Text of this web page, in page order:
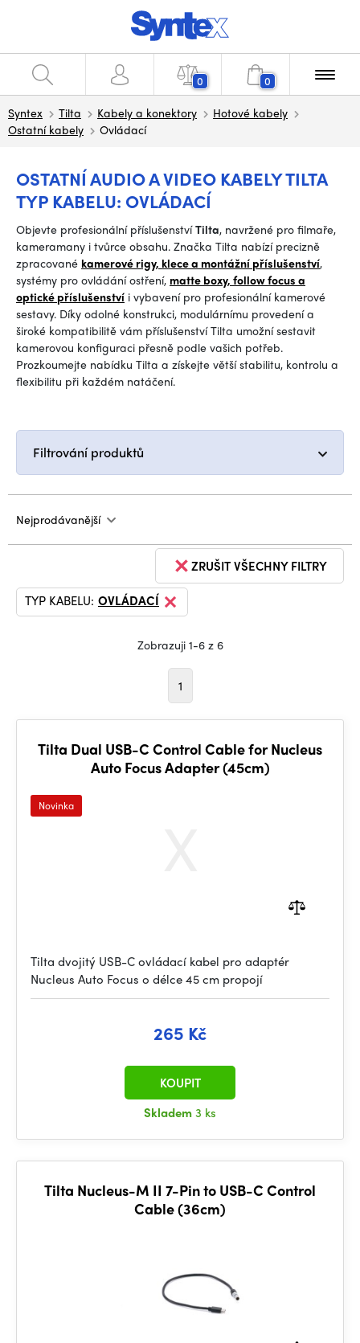
0 0
Syntex Tilta Kabely a konektory
Hotové kabely
Ostatní kabely
Ovládací
OSTATNÍ AUDIO A VIDEO KABELY TILTA
TYP KABELU: OVLÁDACÍ
Objevte profesionální příslušenstvíTilta, navržené pro filmaře,
kameramany i tvůrce obsahu. Značka Tilta nabízí precizně
zpracované kamerové rigy, klece a montážní příslušenství,
systémy pro ovládání ostření, matte boxy, follow focus a
optické příslušenství i vybavení pro profesionální kamerové
sestavy. Díky odolné konstrukci, modulárnímu provedení a
široké kompatibilitě vám příslušenství Tilta umožní sestavit
kamerovou konfiguraci přesně podle vašich potřeb.
Prozkoumejte nabídku Tilta a získejte větší stabilitu, kontrolu a
flexibilitu při každém natáčení.
Filtrování produktů
Nejprodávanější
ZRUŠIT VŠECHNY FILTRY
TYP KABELU: OVLÁDACÍ
Zobrazuji 1-6 z 6
1
Tilta Dual USB-C Control Cable for Nucleus
Auto Focus Adapter (45cm)
Novinka
Tilta dvojitý USB-C ovládací kabel pro adaptér
Nucleus Auto Focus o délce 45 cm propojí
265 Kč
Skladem3 ks
KOUPIT
Tilta Nucleus-M II 7-Pin to USB-C Control
Cable (36cm)